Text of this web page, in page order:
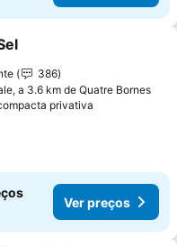
aos favoritos
386
a 3.6 km de Quatre Bornes
privativa
Ver preços